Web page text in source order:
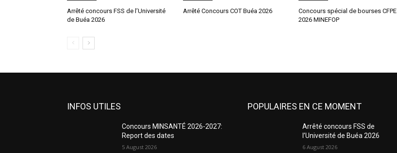
Arrêté concours FSS de l’Université
de Buéa 2026
Arrêté Concours COT Buéa 2026
Concours spécial de bourses CFPE
2026 MINEFOP
INFOS UTILES
Concours MINSANTÉ 2026-2027:
Report des dates
5 August 2026
POPULAIRES EN CE MOMENT
Arrêté concours FSS de
l’Université de Buéa 2026
6 August 2026